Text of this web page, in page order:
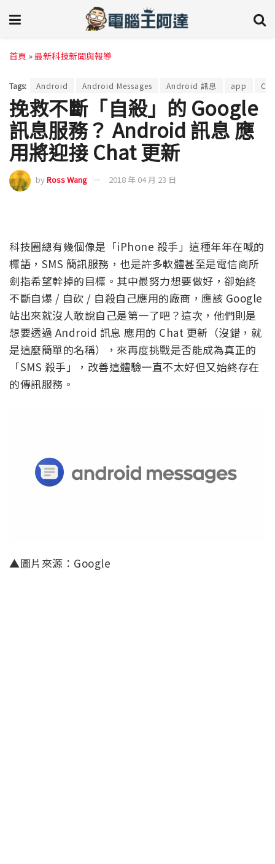
首頁 »最新科技新聞與報導
Tags: Android Android Messages Android 訊息 app
挽救不斷「自殺」的 Google
訊息服務？ Android 訊息 應
用將迎接 Chat 更新
byRoss Wang 2018 年 04 月 23 日
科技圈總有幾個像是「iPhone 殺手」這種年年在喊的
標語，SMS 簡訊服務，也是許多軟體甚至是電信商所
劍指希望幹掉的目標。其中最努力想要做好，卻始終
不斷自爆 / 自砍 / 自殺自己應用的廠商，應該 Google
站出來就沒人敢說自己是第一了吧？這次，他們則是
想要透過 Android 訊息 應用的 Chat 更新（沒錯，就
是這麼簡單的名稱），來再度挑戰是否能成為真正的
「SMS 殺手」，改善這體驗一直不太好但又始終存在
的傳訊服務。
▲圖片來源：Google